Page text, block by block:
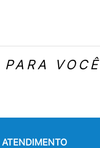
VOCÊ
ATENDIMENTO